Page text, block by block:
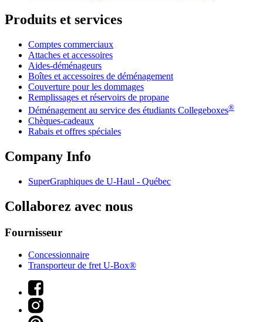
Produits et services
Comptes commerciaux
Attaches et accessoires
Aides-déménageurs
Boîtes et accessoires de déménagement
Couverture pour les dommages
Remplissages et réservoirs de propane
Déménagement au service des étudiants Collegeboxes®
Chèques-cadeaux
Rabais et offres spéciales
Company Info
SuperGraphiques de U-Haul - Québec
Collaborez avec nous
Fournisseur
Concessionnaire
Transporteur de fret U-Box®